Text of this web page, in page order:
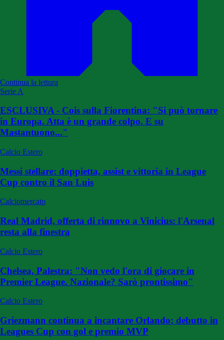
Continua la lettura
Serie A
ESCLUSIVA - Cois sulla Fiorentina: "Si può tornare
in Europa. Atta è un grande colpo. E su
Mastantuono..."
Calcio Estero
Messi stellare: doppietta, assist e vittoria in League
Cup contro il San Luis
Calciomercato
Real Madrid, offerta di rinnovo a Vinicius: l'Arsenal
resta alla finestra
Calcio Estero
Chelsea, Palestra: "Non vedo l'ora di giocare in
Premier League. Nazionale? Sarò prontissimo"
Calcio Estero
Griezmann continua a incantare Orlando: debutto in
Leagues Cup con gol e premio MVP